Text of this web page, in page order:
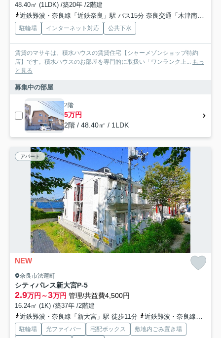
48.40㎡ (1LDK) /築20年 /2階建
近鉄難波・奈良線「近鉄奈良」駅 バス15分 奈良交通「木津南ソレーユ」 停歩7分
駐輪場 インターネット対応 公共下水
賃貸のマサキは、積水ハウスの賃貸住宅【シャーメゾンショップ特約
店】です。積水ハウスのお部屋を専門的に取扱い「ワンランク上... もっ
と見る
募集中の部屋
2階
5万円
2階 / 48.40㎡ / 1LDK
アパート
NEW
奈良市法蓮町
シティパレス新大宮P-5
2.9万円～3万円 管理/共益費4,500円
16.24㎡ (1K) /築37年 /2階建
近鉄難波・奈良線「新大宮」駅 徒歩11分
近鉄難波・奈良線「近鉄奈良」駅 徒歩17分
駐輪場 光ファイバー 宅配ボックス
敷地内ごみ置き場